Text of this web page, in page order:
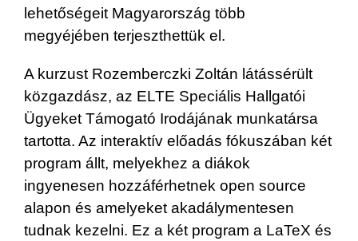
lehetőségeit Magyarország több
megyéjében terjeszthettük el.
A kurzust Rozemberczki Zoltán látássérült
közgazdász, az ELTE Speciális Hallgatói
Ügyeket Támogató Irodájának munkatársa
tartotta. Az interaktív előadás fókuszában két
program állt, melyekhez a diákok
ingyenesen hozzáférhetnek open source
alapon és amelyeket akadálymentesen
tudnak kezelni. Ez a két program a LaTeX és